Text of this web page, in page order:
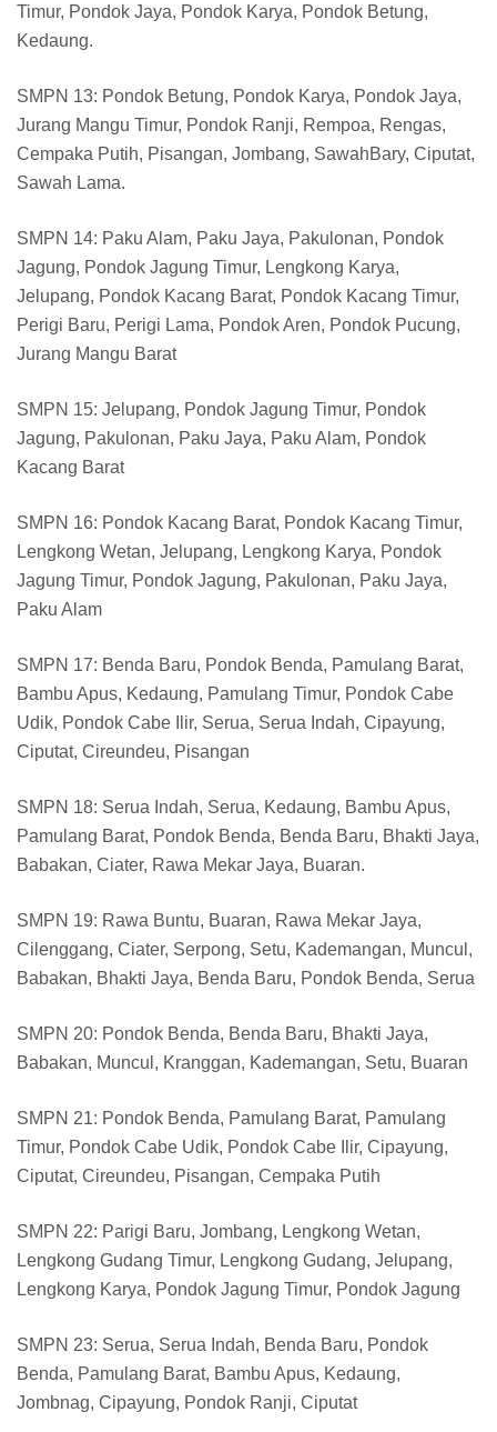
Timur, Pondok Jaya, Pondok Karya, Pondok Betung,
Kedaung.
SMPN 13: Pondok Betung, Pondok Karya, Pondok Jaya,
Jurang Mangu Timur, Pondok Ranji, Rempoa, Rengas,
Cempaka Putih, Pisangan, Jombang, SawahBary, Ciputat,
Sawah Lama.
SMPN 14: Paku Alam, Paku Jaya, Pakulonan, Pondok
Jagung, Pondok Jagung Timur, Lengkong Karya,
Jelupang, Pondok Kacang Barat, Pondok Kacang Timur,
Perigi Baru, Perigi Lama, Pondok Aren, Pondok Pucung,
Jurang Mangu Barat
SMPN 15: Jelupang, Pondok Jagung Timur, Pondok
Jagung, Pakulonan, Paku Jaya, Paku Alam, Pondok
Kacang Barat
SMPN 16: Pondok Kacang Barat, Pondok Kacang Timur,
Lengkong Wetan, Jelupang, Lengkong Karya, Pondok
Jagung Timur, Pondok Jagung, Pakulonan, Paku Jaya,
Paku Alam
SMPN 17: Benda Baru, Pondok Benda, Pamulang Barat,
Bambu Apus, Kedaung, Pamulang Timur, Pondok Cabe
Udik, Pondok Cabe Ilir, Serua, Serua Indah, Cipayung,
Ciputat, Cireundeu, Pisangan
SMPN 18: Serua Indah, Serua, Kedaung, Bambu Apus,
Pamulang Barat, Pondok Benda, Benda Baru, Bhakti Jaya,
Babakan, Ciater, Rawa Mekar Jaya, Buaran.
SMPN 19: Rawa Buntu, Buaran, Rawa Mekar Jaya,
Cilenggang, Ciater, Serpong, Setu, Kademangan, Muncul,
Babakan, Bhakti Jaya, Benda Baru, Pondok Benda, Serua
SMPN 20: Pondok Benda, Benda Baru, Bhakti Jaya,
Babakan, Muncul, Kranggan, Kademangan, Setu, Buaran
SMPN 21: Pondok Benda, Pamulang Barat, Pamulang
Timur, Pondok Cabe Udik, Pondok Cabe Ilir, Cipayung,
Ciputat, Cireundeu, Pisangan, Cempaka Putih
SMPN 22: Parigi Baru, Jombang, Lengkong Wetan,
Lengkong Gudang Timur, Lengkong Gudang, Jelupang,
Lengkong Karya, Pondok Jagung Timur, Pondok Jagung
SMPN 23: Serua, Serua Indah, Benda Baru, Pondok
Benda, Pamulang Barat, Bambu Apus, Kedaung,
Jombnag, Cipayung, Pondok Ranji, Ciputat